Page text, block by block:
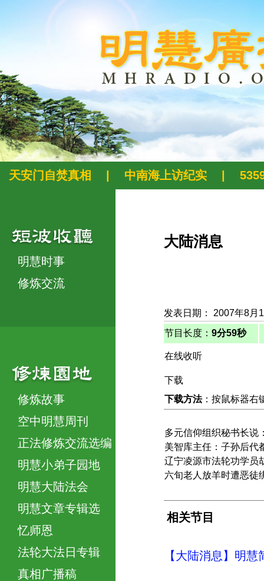
天安门自焚真相 中南海上访纪实
明慧时事
修炼交流
修炼故事
空中明慧周刊
正法修炼交流选编
明慧小弟子园地
明慧大陆法会
明慧文章专辑选
忆师恩
法轮大法日专辑
真相广播稿
大陆消息
发表日期： 2007年8月
节目长度： 9分59秒
在线收听
下载
下载方法：按鼠标器右
多元信仰组织秘书长说
美智库主任：子孙后代
辽宁凌源市法轮功学员
六旬老人放羊时遭恶徒
相关节目
【大陆消息】明